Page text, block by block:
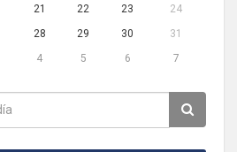
21 22 23
24
28 29 30
31
4 5 6 7